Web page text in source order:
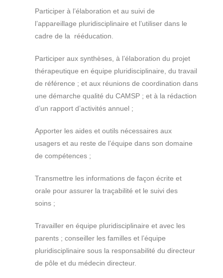
Participer à l’élaboration et au suivi de
l’appareillage pluridisciplinaire et l’utiliser dans le
cadre de la rééducation.
Participer aux synthèses, à l’élaboration du projet
thérapeutique en équipe pluridisciplinaire, du travail
de référence ; et aux réunions de coordination dans
une démarche qualité du CAMSP ; et à la rédaction
d’un rapport d’activités annuel ;
Apporter les aides et outils nécessaires aux
usagers et au reste de l’équipe dans son domaine
de compétences ;
Transmettre les informations de façon écrite et
orale pour assurer la traçabilité et le suivi des
soins ;
Travailler en équipe pluridisciplinaire et avec les
parents ; conseiller les familles et l’équipe
pluridisciplinaire sous la responsabilité du directeur
de pôle et du médecin directeur.